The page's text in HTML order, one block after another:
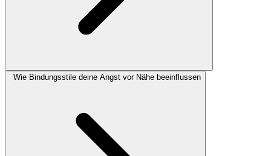
Wie Bindungsstile deine Angst vor Nähe beeinflussen